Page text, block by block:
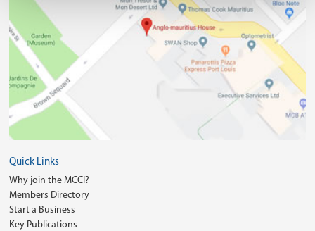
Quick Links
Why join the MCCI?
Members Directory
Start a Business
Key Publications